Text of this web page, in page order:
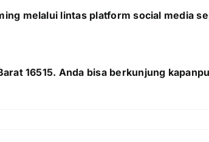
melalui lintas platform social media
16515. Anda bisa berkunjung